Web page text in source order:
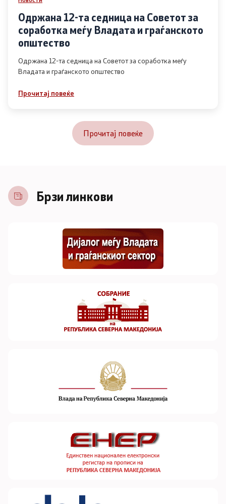
Одржана 12-та седница на Советот за
соработка меѓу Владата и граѓанското
општество
Одржана 12-та седница на Советот за соработка меѓу
Владата и граѓанското општество
Прочитај повеќе
Прочитај повеќе
Брзи линкови